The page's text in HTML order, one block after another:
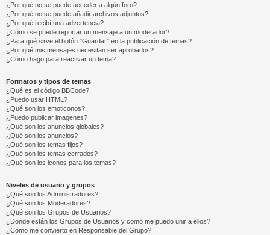
¿Por qué no se puede acceder a algún foro?
¿Por qué no se puede añadir archivos adjuntos?
¿Por qué recibí una advertencia?
¿Cómo se puede reportar un mensaje a un moderador?
¿Para qué sirve el botón "Guardar" en la publicación de temas?
¿Por qué mis mensajes necesitan ser aprobados?
¿Cómo hago para reactivar un tema?
Formatos y tipos de temas
¿Qué es el código BBCode?
¿Puedo usar HTML?
¿Qué son los emoticonos?
¿Puedo publicar imagenes?
¿Qué son los anuncios globales?
¿Qué son los anuncios?
¿Qué son los temas fijos?
¿Qué son los temas cerrados?
¿Qué son los iconos para los temas?
Niveles de usuario y grupos
¿Qué son los Administradores?
¿Qué son los Moderadores?
¿Qué son los Grupos de Usuarios?
¿Donde están los Grupos de Usuarios y como me puedo unir a ellos?
¿Cómo me convierto en Responsable del Grupo?